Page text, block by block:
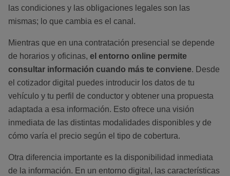
las condiciones y las obligaciones legales son las
mismas; lo que cambia es el canal.
Mientras que en una contratación presencial se depende
de horarios y oficinas, el entorno online permite
consultar información cuando más te conviene. Desde
el cotizador digital puedes introducir los datos de tu
vehículo y tu perfil de conductor y obtener una propuesta
adaptada a esa información. Esto ofrece una visión
inmediata de las distintas modalidades disponibles y de
cómo varía el precio según el tipo de cobertura.
Otra diferencia importante es la disponibilidad inmediata
de la información. En un entorno digital, las características